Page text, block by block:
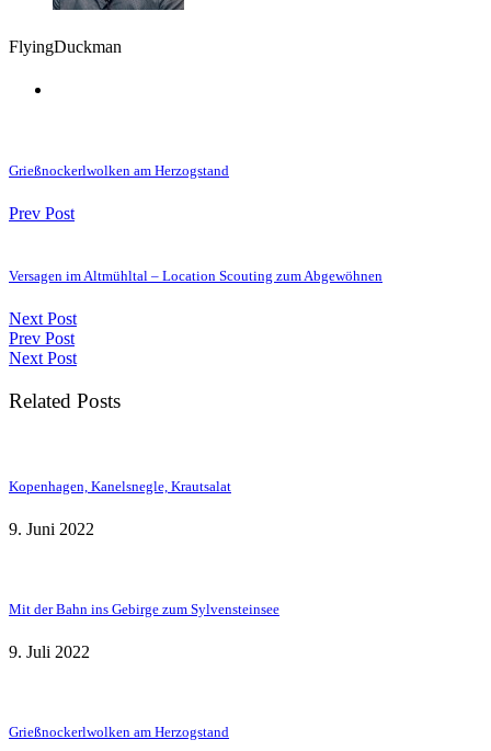
FlyingDuckman
Grießnockerlwolken am Herzogstand
Prev Post
Versagen im Altmühltal – Location Scouting zum Abgewöhnen
Next Post
Prev Post
Next Post
Related Posts
Kopenhagen, Kanelsnegle, Krautsalat
9. Juni 2022
Mit der Bahn ins Gebirge zum Sylvensteinsee
9. Juli 2022
Grießnockerlwolken am Herzogstand